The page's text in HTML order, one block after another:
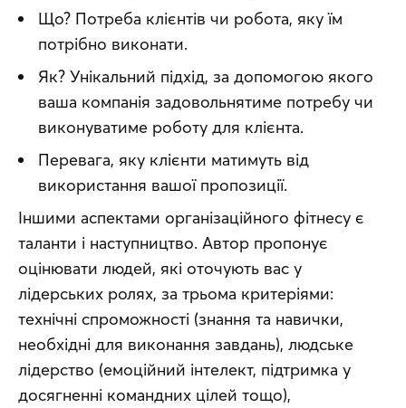
Що? Потреба клієнтів чи робота, яку їм
потрібно виконати.
Як? Унікальний підхід, за допомогою якого
ваша компанія задовольнятиме потребу чи
виконуватиме роботу для клієнта.
Перевага, яку клієнти матимуть від
використання вашої пропозиції.
Іншими аспектами організаційного фітнесу є
таланти і наступництво. Автор пропонує
оцінювати людей, які оточують вас у
лідерських ролях, за трьома критеріями:
технічні спроможності (знання та навички,
необхідні для виконання завдань), людське
лідерство (емоційний інтелект, підтримка у
досягненні командних цілей тощо),